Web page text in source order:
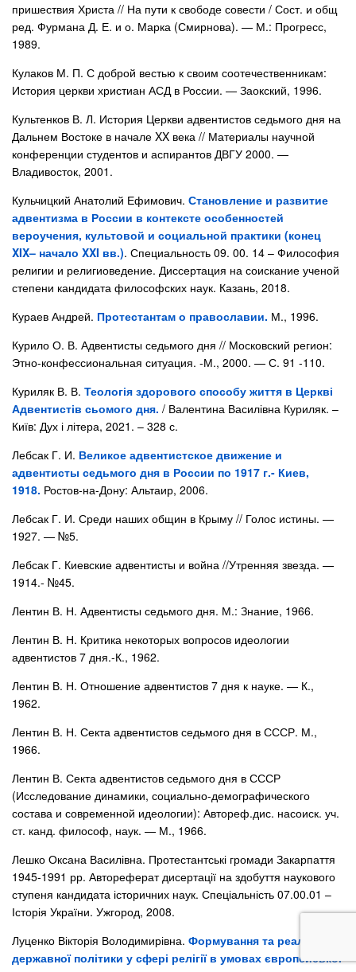
пришествия Христа // На пути к свободе совести / Сост. и общ
ред. Фурмана Д. Е. и о. Марка (Смирнова). — М.: Прогресс,
1989.
Кулаков М. П. С доброй вестью к своим соотечественникам:
История церкви христиан АСД в России. — Заокский, 1996.
Культенков В. Л. История Церкви адвентистов седьмого дня на
Дальнем Востоке в начале XX века // Материалы научной
конференции студентов и аспирантов ДВГУ 2000. —
Владивосток, 2001.
Кульчицкий Анатолий Ефимович. Становление и развитие
адвентизма в России в контексте особенностей
вероучения, культовой и социальной практики (конец
XIX– начало XXI вв.). Специальность 09. 00. 14 – Философия
религии и религиоведение. Диссертация на соискание ученой
степени кандидата философских наук. Казань, 2018.
Кураев Андрей. Протестантам о православии. М., 1996.
Курило О. В. Адвентисты седьмого дня // Московский регион:
Этно-конфессиональная ситуация. -М., 2000. — С. 91 -110.
Куриляк В. В. Теологія здорового способу життя в Церкві
Адвентистів сьомого дня. / Валентина Василівна Куриляк. –
Київ: Дух і літера, 2021. – 328 с.
Лебсак Г. И. Великое адвентистское движение и
адвентисты седьмого дня в России по 1917 г.- Киев,
1918. Ростов-на-Дону: Альтаир, 2006.
Лебсак Г. И. Среди наших общин в Крыму // Голос истины. —
1927. — №5.
Лебсак Г. Киевские адвентисты и война //Утренняя звезда. —
1914.- №45.
Лентин В. Н. Адвентисты седьмого дня. М.: Знание, 1966.
Лентин В. Н. Критика некоторых вопросов идеологии
адвентистов 7 дня.-К., 1962.
Лентин В. Н. Отношение адвентистов 7 дня к науке. — К.,
1962.
Лентин В. Н. Секта адвентистов седьмого дня в СССР. М.,
1966.
Лентин В. Секта адвентистов седьмого дня в СССР
(Исследование динамики, социально-демографического
состава и современной идеологии): Автореф.дис. насоиск. уч.
ст. канд. философ, наук. — М., 1966.
Лешко Оксана Василівна. Протестантські громади Закарпаття
1945-1991 рр. Автореферат дисертації на здобуття наукового
ступеня кандидата історичних наук. Спеціальність 07.00.01 –
Історія України. Ужгород, 2008.
Луценко Вікторія Володимирівна. Формування та реалізація
державної політики у сфері релігії в умовах європейської